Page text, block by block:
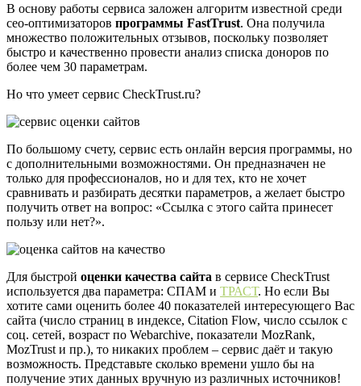
В основу работы сервиса заложен алгоритм известной среди
сео-оптимизаторов программы FastTrust. Она получила
множество положительных отзывов, поскольку позволяет
быстро и качественно провести анализ списка доноров по
более чем 30 параметрам.
Но что умеет сервис CheckTrust.ru?
По большому счету, сервис есть онлайн версия программы, но
с дополнительными возможностями. Он предназначен не
только для профессионалов, но и для тех, кто не хочет
сравнивать и разбирать десятки параметров, а желает быстро
получить ответ на вопрос: «Ссылка с этого сайта принесет
пользу или нет?».
Для быстрой оценки качества сайта в сервисе CheckTrust
используется два параметра: СПАМ и ТРАСТ. Но если Вы
хотите сами оценить более 40 показателей интересующего Вас
сайта (число страниц в индексе, Citation Flow, число ссылок с
соц. сетей, возраст по Webarchive, показатели MozRank,
MozTrust и пр.), то никаких проблем – сервис даёт и такую
возможность. Представьте сколько времени ушло бы на
получение этих данных вручную из различных источников!